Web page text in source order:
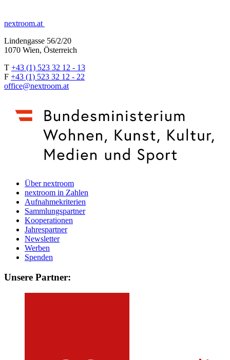
nextroom.at
Lindengasse 56/2/20
1070 Wien, Österreich
T +43 (1) 523 32 12 - 13
F +43 (1) 523 32 12 - 22
office@nextroom.at
Über nextroom
nextroom in Zahlen
Aufnahmekriterien
Sammlungspartner
Kooperationen
Jahrespartner
Newsletter
Werben
Spenden
Unsere Partner: